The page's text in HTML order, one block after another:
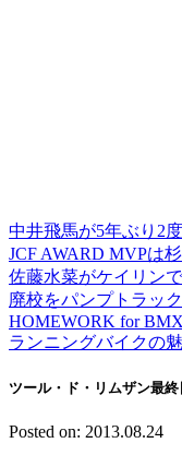
中井飛馬が5年ぶり2
JCF AWARD MVPは
佐藤水菜がケイリン
廃校をパンプトラッ
HOMEWORK for
ランニングバイクの
ツール・ド・リムザン最
Posted on: 2013.08.24